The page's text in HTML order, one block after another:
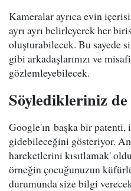
Kameralar ayrıca evin
ayrı ayrı belirleyerek her
oluşturabilecek. Bu sayede
gibi arkadaşlarınızı ve
gözlemleyebilecek.
Söyledikleriniz de
Google'ın başka bir
gidebileceğini gösteriyor.
hareketlerini kısıtlamak'
örneğin çocuğunuzun
durumunda size bilgi